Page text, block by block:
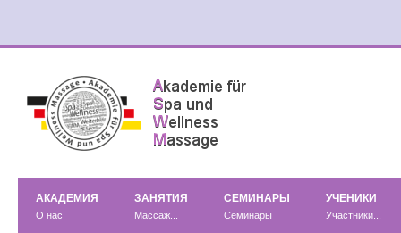
АКАДЕМИЯ
О нас
ЗАНЯТИЯ
Массаж...
СЕМИНАРЫ
Семинары
УЧЕНИКИ
Участники...